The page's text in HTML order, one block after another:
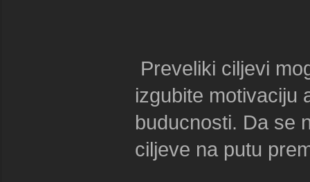
Preveliki ciljevi
izgubite motivaciju
buducnosti. Da se
ciljeve na putu